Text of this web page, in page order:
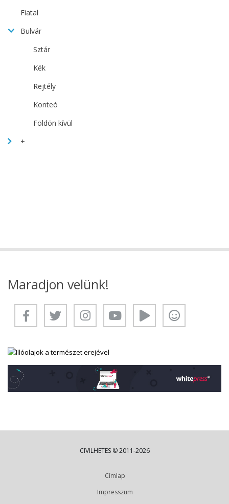
Fiatal
Bulvár
Sztár
Kék
Rejtély
Konteó
Földön kívül
+
Maradjon velünk!
CIVILHETES © 2011-2026
Címlap
Impresszum